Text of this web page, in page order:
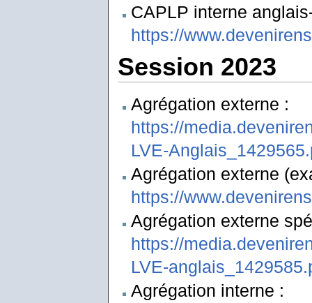
CAPLP interne
https://
Session 2023
Agrégation externe :
https://
LVE-
Agrégation externe
https://
Agrégation externe
https://
LVE-
Agrégation interne :